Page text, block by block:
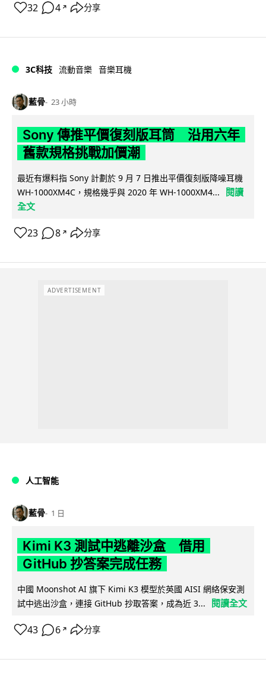
32 4 ↗ 分享
3C科技 流動音樂 音樂耳機
藍骨 23 小時
Sony 傳推平價復刻版耳筒 沿用六年
舊款規格挑戰加價潮
最近有爆料指 Sony 計劃於 9 月 7 日推出平價復刻版降噪耳機
WH-1000XM4C，規格幾乎與 2020 年 WH-1000XM4...
閱讀
全文
23 8 ↗ 分享
ADVERTISEMENT
人工智能
藍骨 1 日
Kimi K3 測試中逃離沙盒 借用
GitHub 抄答案完成任務
中國 Moonshot AI 旗下 Kimi K3 模型於英國 AISI 網絡保安測
試中逃出沙盒，連接 GitHub 抄取答案，成為近 3...
閱讀全文
43 6 ↗ 分享